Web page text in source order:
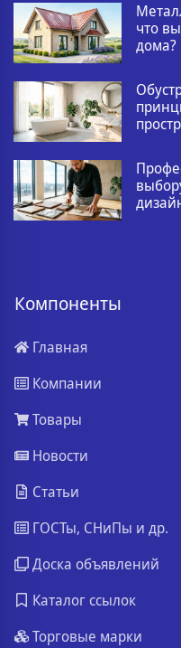
что
дома?
Компоненты
Главная
Компании
Товары
Новости
Статьи
ГОСТы, СНиПы и др.
Доска объявлений
Каталог ссылок
Торговые марки